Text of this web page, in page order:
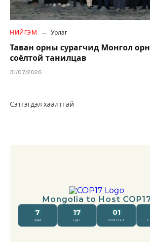
НИЙГЭМ Урлаг
Таван орны сурагчид Монгол
соёлтой танилцав
31/07/2026
Сэтгэгдэл хаалттай